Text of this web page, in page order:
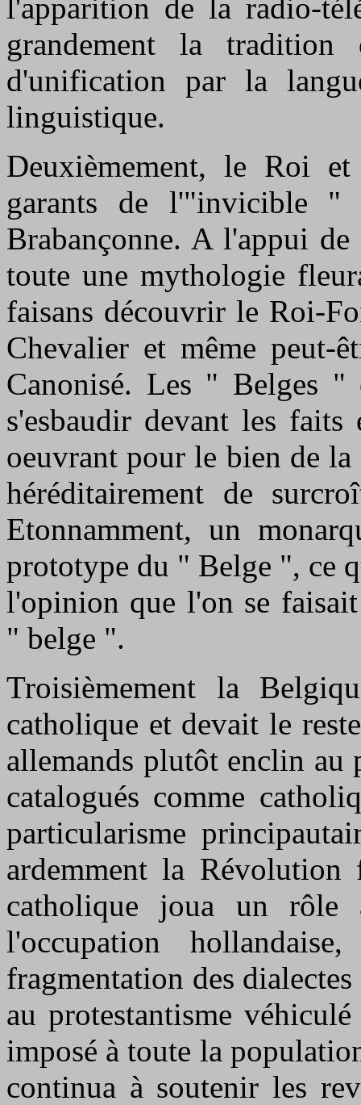
l'apparition de la radio-
grandement la tradition
d'unification par la
linguistique.
Deuxièmement, le Roi
garants de l'"invicible "
Brabançonne. A l'appui
toute une mythologie
faisans découvrir le Roi-
Chevalier et même peut-
Canonisé. Les " Belges "
s'esbaudir devant les
oeuvrant pour le bien de
héréditairement de
Etonnamment, un
prototype du " Belge ", ce
l'opinion que l'on se
" belge ".
Troisièmement la
catholique et devait le
allemands plutôt enclin au
catalogués comme
particularisme
ardemment la Révolution
catholique joua un rôle
l'occupation
fragmentation des
au protestantisme
imposé à toute la
continua à soutenir les